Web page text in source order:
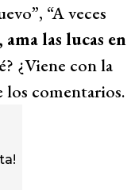
“A veces
ama las lucas en
¿Viene con la
los comentarios.